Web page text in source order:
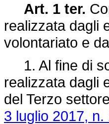
Art. 1 ter.
realizzata dagli
volontariato e
1. Al fine di
realizzata dagli
del Terzo
3 luglio 2017, n.